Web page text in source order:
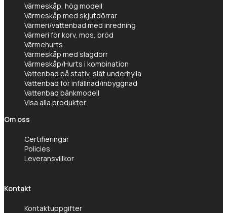
Värmeskåp, hög modell
Värmeskåp med skjutdörrar
Värmeri/vattenbad med inredning
Värmeri för korv, mos, bröd
Värmehurts
Värmeskåp med slagdörr
Värmeskåp/Hurts i kombination
Vattenbad på stativ, slät underhylla
Vattenbad för infällnad/inbyggnad
Vattenbad bänkmodell
Visa alla produkter
Om oss
Certifieringar
Policies
Leveransvillkor
Kontakt
Kontaktuppgifter